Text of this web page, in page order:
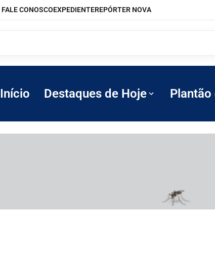
FALE CONOSCOEXPEDIENTEREPÓRTER NOVA
Início Destaques de Hoje Plantão